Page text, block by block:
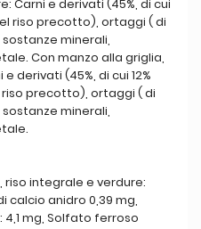
Carni e derivati (45%, di cui
riso precotto), ortaggi ( di
minerali,
Con manzo alla griglia,
derivati (45%, di cui 12%
riso precotto), ortaggi ( di
minerali,
integrale e verdure:
calcio anidro 0,39 mg,
mg, Solfato ferroso